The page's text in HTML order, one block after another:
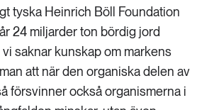
tyska Heinrich Böll Foundation
24 miljarder ton bördig jord
saknar kunskap om markens
att när den organiska delen av
försvinner också organismerna i